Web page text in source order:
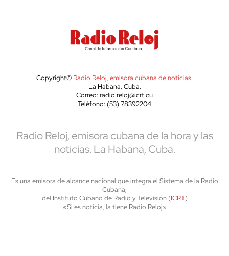
Copyright© Radio Reloj, emisora cubana de noticias.
La Habana, Cuba.
Correo: radio.reloj@icrt.cu
Teléfono: (53) 78392204
Radio Reloj, emisora cubana de la hora y las
noticias. La Habana, Cuba.
Es una emisora de alcance nacional que integra el Sistema de la Radio
Cubana,
del Instituto Cubano de Radio y Televisión (ICRT)
«Si es noticia, la tiene Radio Reloj»